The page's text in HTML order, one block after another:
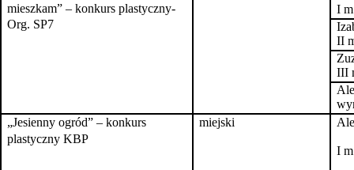
mieszkam” – konkurs plastyczny-
Org. SP7
I
II
III
„Jesienny ogród” – konkurs
plastyczny KBP
miejski
I